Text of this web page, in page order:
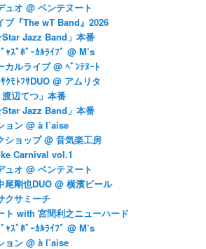
ュオ @ ベンテヌート
ブ『The wT Band』2026
Jazz Band」本番
ｬｽﾞﾎﾞｰｶﾙﾗｲﾌﾞ @ M’s
カルライブ @ ﾍﾞﾝﾃﾇｰﾄ
ｸﾓﾄﾌｻDUO @ アムリタ
辺てつ」本番
Jazz Band」本番
ョン @ à l’aise
ショップ @ 音気楽工房
Carnival vol.1
ュオ @ ベンテヌート
尾剛也DUO @ 横濱ビール
クサミーチ
ト with 宮間利之ニューハード
ｬｽﾞﾎﾞｰｶﾙﾗｲﾌﾞ @ M’s
ョン @ à l’aise